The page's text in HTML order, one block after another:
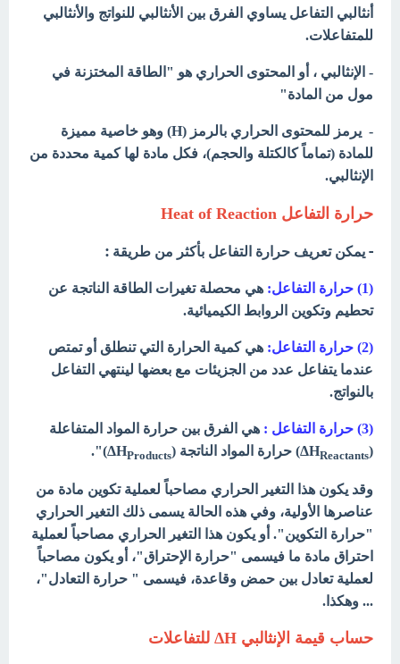
أنثالبي التفاعل یساوي الفرق بین الأنثالبي للنواتج والأنثالبي
للمتفاعلات.
- الإنثالبي ، أو المحتوى الحراري ھو "الطاقة المختزنة في
مول من المادة"
- يرمز للمحتوى الحراري بالرمز (H) وھو خاصیة ممیزة
للمادة (تماماً كالكتلة والحجم)، فكل مادة لھا كمیة محددة من
الإنثالبي.
حرارة التفاعل Heat of Reaction
- يمكن تعريف حرارة التفاعل بأكثر من طريقة :
(1) حرارة التفاعل: ھي محصلة تغیرات الطاقة الناتجة عن
تحطیم وتكوین الروابط الكیمیائیة.
(2) حرارة التفاعل:
هي كمیة الحرارة التي تنطلق أو تمتص
عندما یتفاعل عدد من الجزیئات مع بعضھا لینتھي التفاعل
بالنواتج.
(3) حرارة التفاعل :
هي الفرق بین حرارة المواد المتفاعلة
(ΔH
Reactants ) حرارة المواد الناتجة (ΔHProducts
)".
وقد یكون ھذا التغیر الحراري مصاحباً لعملیة تكوین مادة من
عناصرھا الأولیة، وفي ھذه الحالة یسمى ذلك التغیر الحراري
"حرارة التكوین". أو یكون ھذا التغیر الحراري مصاحباً لعملیة
احتراق مادة ما فیسمى "حرارة الإحتراق"، أو یكون مصاحباً
لعملیة تعادل بین حمض وقاعدة، فیسمى " حرارة التعادل"،
... وھكذا.
حساب قيمة الإنثالبي ΔH للتفاعلات